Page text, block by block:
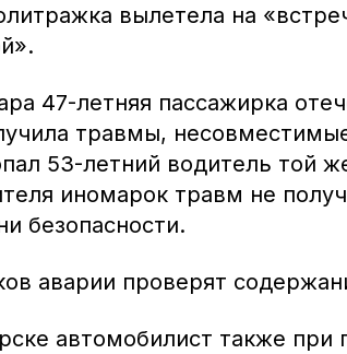
вылетела на
47-летняя пассажирка
травмы,
53-летний водитель той
иномарок травм не
безопасности.
аварии проверят
автомобилист также при